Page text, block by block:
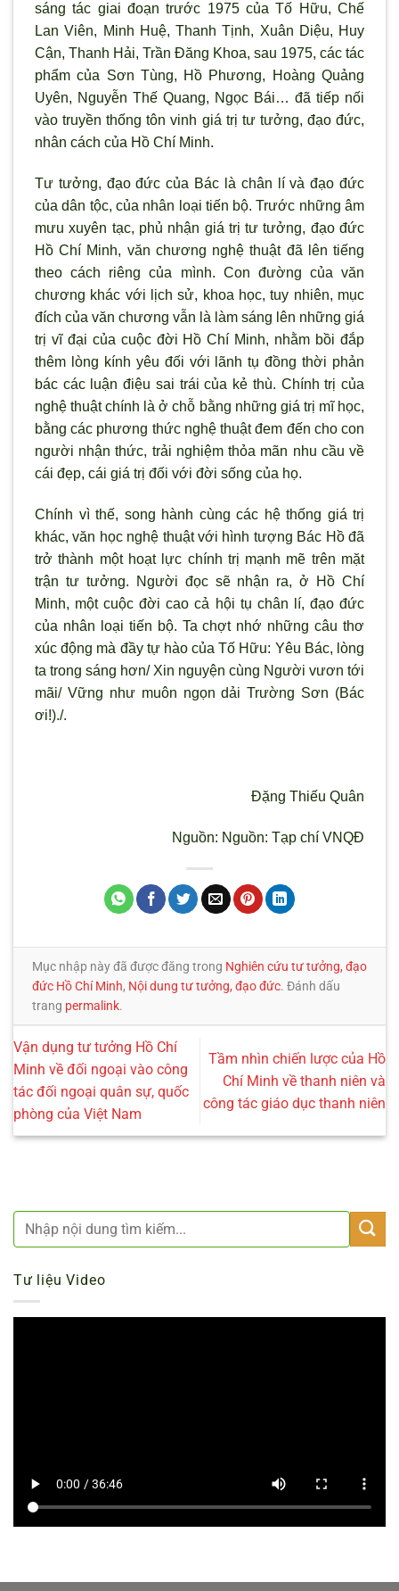
sáng tác giai đoạn trước 1975 của Tố Hữu, Chế
Lan Viên, Minh Huệ, Thanh Tịnh, Xuân Diệu, Huy
Cận, Thanh Hải, Trần Đăng Khoa, sau 1975, các tác
phẩm của Sơn Tùng, Hồ Phương, Hoàng Quảng
Uyên, Nguyễn Thế Quang, Ngọc Bái… đã tiếp nối
vào truyền thống tôn vinh giá trị tư tưởng, đạo đức,
nhân cách của Hồ Chí Minh.
Tư tưởng, đạo đức của Bác là chân lí và đạo đức
của dân tộc, của nhân loại tiến bộ. Trước những âm
mưu xuyên tạc, phủ nhận giá trị tư tưởng, đạo đức
Hồ Chí Minh, văn chương nghệ thuật đã lên tiếng
theo cách riêng của mình. Con đường của văn
chương khác với lịch sử, khoa học, tuy nhiên, mục
đích của văn chương vẫn là làm sáng lên những giá
trị vĩ đại của cuộc đời Hồ Chí Minh, nhằm bồi đắp
thêm lòng kính yêu đối với lãnh tụ đồng thời phản
bác các luận điệu sai trái của kẻ thù. Chính trị của
nghệ thuật chính là ở chỗ bằng những giá trị mĩ học,
bằng các phương thức nghệ thuật đem đến cho con
người nhận thức, trải nghiệm thỏa mãn nhu cầu về
cái đẹp, cái giá trị đối với đời sống của họ.
Chính vì thế, song hành cùng các hệ thống giá trị
khác, văn học nghệ thuật với hình tượng Bác Hồ đã
trở thành một hoạt lực chính trị mạnh mẽ trên mặt
trận tư tưởng. Người đọc sẽ nhận ra, ở Hồ Chí
Minh, một cuộc đời cao cả hội tụ chân lí, đạo đức
của nhân loại tiến bộ. Ta chợt nhớ những câu thơ
xúc động mà đầy tự hào của Tố Hữu: Yêu Bác, lòng
ta trong sáng hơn/ Xin nguyện cùng Người vươn tới
mãi/ Vững như muôn ngọn dải Trường Sơn (Bác
ơi!)./.
Đặng Thiếu Quân
Nguồn: Nguồn: Tạp chí VNQĐ
Mục nhập này đã được đăng trong Nghiên cứu tư tưởng, đạo
đức Hồ Chí Minh, Nội dung tư tưởng, đạo đức. Đánh dấu
trang permalink.
Vận dụng tư tưởng Hồ Chí
Minh về đối ngoại vào công
tác đối ngoại quân sự, quốc
phòng của Việt Nam
Tầm nhìn chiến lược của Hồ
Chí Minh về thanh niên và
công tác giáo dục thanh niên
Tư liệu Video